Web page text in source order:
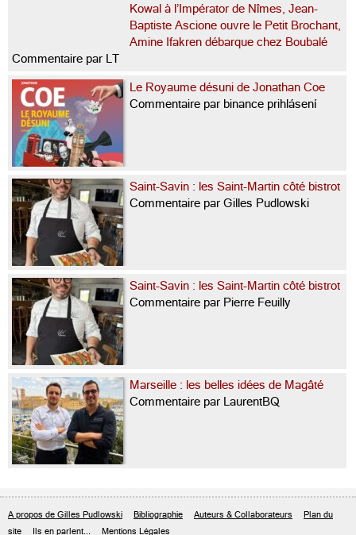
Kowal à l’Impérator de Nîmes, Jean-
Baptiste Ascione ouvre le Petit Brochant,
Amine Ifakren débarque chez Boubalé
Commentaire par LT
Le Royaume désuni de Jonathan Coe
Commentaire par binance prihlásení
Saint-Savin : les Saint-Martin côté bistrot
Commentaire par Gilles Pudlowski
Saint-Savin : les Saint-Martin côté bistrot
Commentaire par Pierre Feuilly
Marseille : les belles idées de Magâté
Commentaire par LaurentBQ
A propos de Gilles Pudlowski Bibliographie Auteurs & Collaborateurs
Plan du
site
Ils en parlent... Mentions Légales